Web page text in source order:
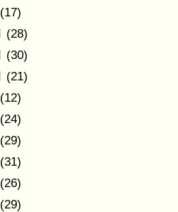
(17)
(28)
(30)
(21)
(12)
(24)
(29)
(31)
(26)
(29)